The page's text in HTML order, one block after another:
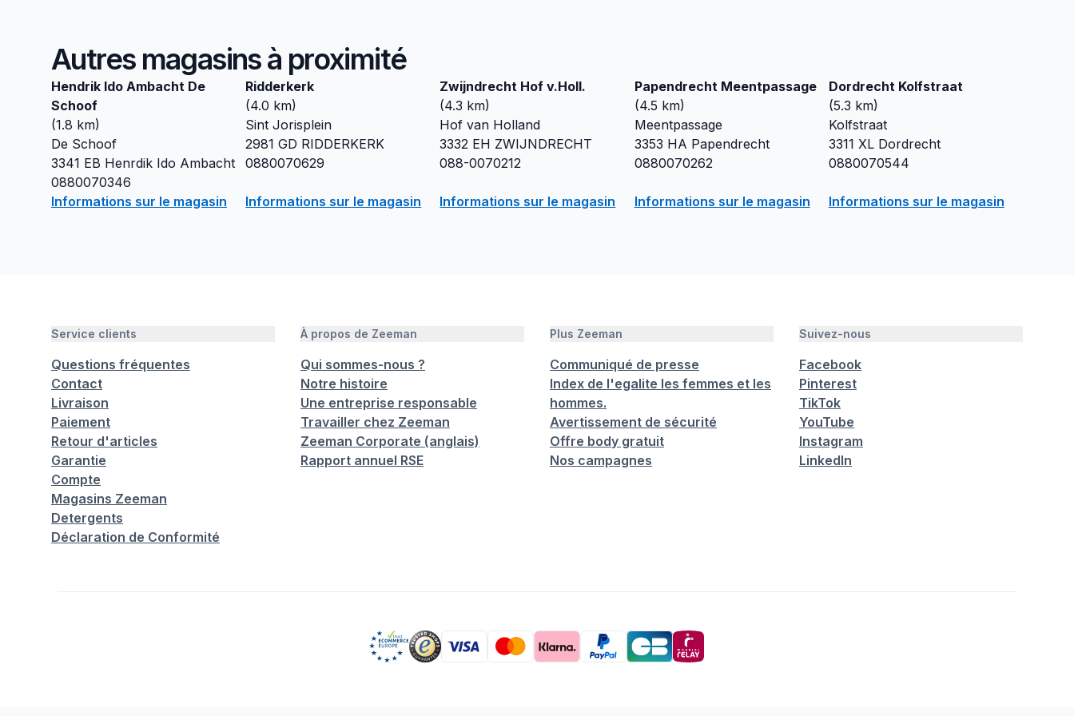
Autres magasins à proximité
Hendrik Ido Ambacht De
Schoof
(1.8 km)
De Schoof
3341 EB Henrdik Ido Ambacht
0880070346
Informations sur le magasin
Ridderkerk
(4.0 km)
Sint Jorisplein
2981 GD RIDDERKERK
0880070629
Informations sur le magasin
Zwijndrecht Hof v.Holl.
(4.3 km)
Hof van Holland
3332 EH ZWIJNDRECHT
088-0070212
Informations sur le magasin
Papendrecht Meentpassage
(4.5 km)
Meentpassage
3353 HA Papendrecht
0880070262
Informations sur le magasin
Dordrecht Kolfstraat
(5.3 km)
Kolfstraat
3311 XL Dordrecht
0880070544
Informations sur le magasin
Service clients
Questions fréquentes
Contact
Livraison
Paiement
Retour d'articles
Garantie
Compte
Magasins Zeeman
Detergents
Déclaration de Conformité
À propos de Zeeman
Qui sommes-nous ?
Notre histoire
Une entreprise responsable
Travailler chez Zeeman
Zeeman Corporate (anglais)
Rapport annuel RSE
Plus Zeeman
Communiqué de presse
Index de l'egalite les femmes et les
hommes.
Avertissement de sécurité
Offre body gratuit
Nos campagnes
Suivez-nous
Facebook
Pinterest
TikTok
YouTube
Instagram
LinkedIn